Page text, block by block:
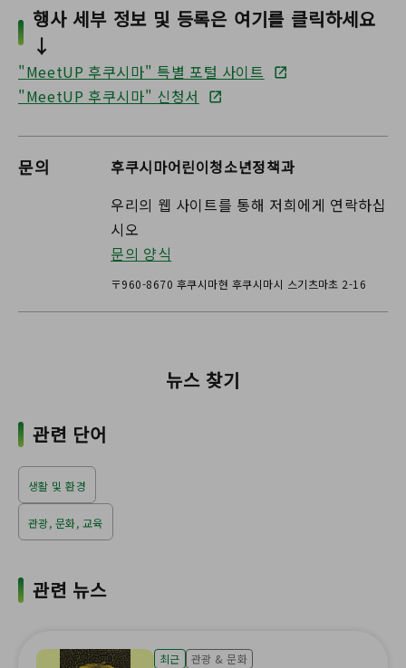
행사 세부 정보 및 등록은 여기를 클릭하세요
↓
"MeetUP 후쿠시마" 특별 포털 사이트
"MeetUP 후쿠시마" 신청서
문의
후쿠시마어린이청소년정책과
우리의 웹 사이트를 통해 저희에게 연락하십
시오
문의 양식
〒960-8670 후쿠시마현 후쿠시마시 스기츠마초 2-16
뉴스 찾기
관련 단어
생활 및 환경
관광, 문화, 교육
관련 뉴스
최근 관광 & 문화